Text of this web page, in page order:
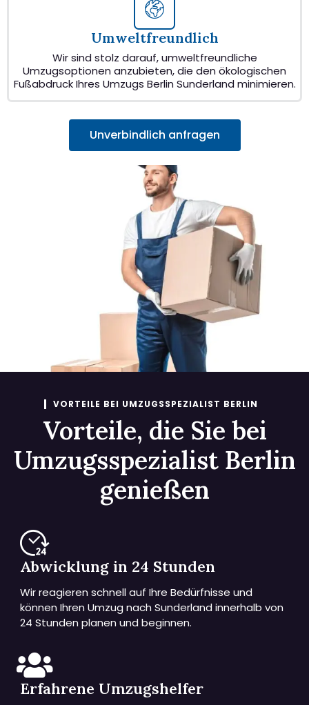
Umweltfreundlich
Wir sind stolz darauf, umweltfreundliche
Umzugsoptionen anzubieten, die den ökologischen
Fußabdruck Ihres Umzugs Berlin Sunderland minimieren.
Unverbindlich anfragen
VORTEILE BEI UMZUGSSPEZIALIST BERLIN
Vorteile, die Sie bei
Umzugsspezialist Berlin
genießen
Abwicklung in 24 Stunden
Wir reagieren schnell auf Ihre Bedürfnisse und
können Ihren Umzug nach Sunderland innerhalb von
24 Stunden planen und beginnen.
Erfahrene Umzugshelfer